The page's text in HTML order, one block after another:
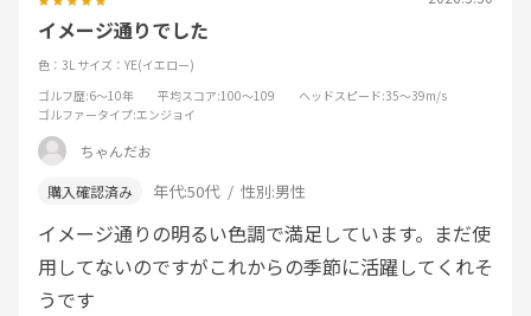
イメージ通りでした
色：3L サイズ：YE(イエロー)
ゴルフ歴:6～10年 平均スコア:100～109 ヘッドスピード:35～39m/s
ゴルファータイプ:エンジョイ
ちゃんだお
年代:50代 性別:男性
イメージ通りの明るい色調で満足しています。まだ使
用してないのですがこれからの季節に活躍してくれそ
うです